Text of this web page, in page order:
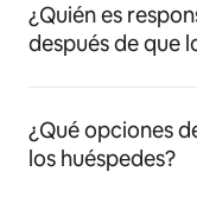
¿Quién es
después de que
¿Qué opciones
los huéspedes?